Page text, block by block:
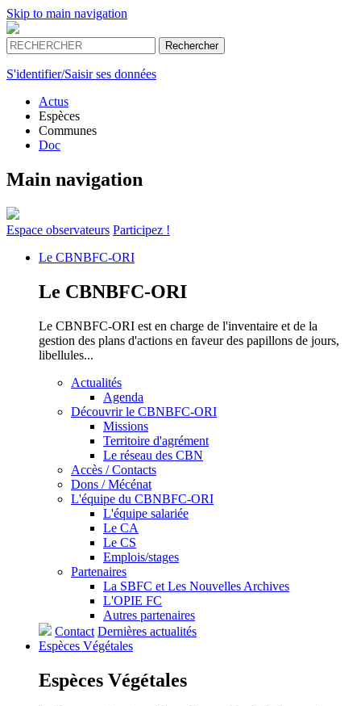
Skip to main navigation
S'identifier/Saisir ses données
Actus
Espèces
Communes
Doc
Main navigation
Espace observateurs Participez !
Le CBNBFC-ORI
Le CBNBFC-ORI
Le CBNBFC-ORI est en charge de l'inventaire et de la
gestion des plans d'actions en faveur des papillons de jours,
libellules...
Actualités
Agenda
Découvrir le CBNBFC-ORI
Missions
Territoire d'agrément
Le réseau des CBN
Accès / Contacts
Dons / Mécénat
L'équipe du CBNBFC-ORI
L'équipe salariée
Le CA
Le CS
Emplois/stages
Partenaires
La SBFC et Les Nouvelles Archives
L'OPIE FC
Autres partenaires
Contact Dernières actualités
Espèces Végétales
Espèces Végétales